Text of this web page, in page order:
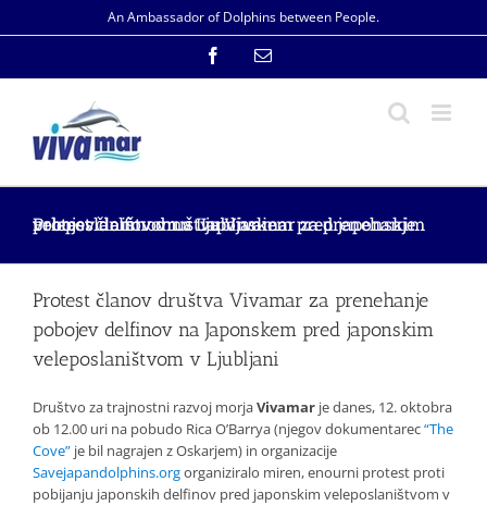
to
An Ambassador of Dolphins between People.
FacebookEmail
Protest članov društva Vivamar za prenehanje pobojev delfinov na Japonskem pred japonskim veleposlaništvom v Ljubljani
Protest članov društva Vivamar za prenehanje
pobojev delfinov na Japonskem pred japonskim
veleposlaništvom v Ljubljani
Društvo za trajnostni razvoj morjaVivamar je danes, 12. oktobra
ob 12.00 uri na pobudo Rica O’Barrya (njegov dokumentarec“The
Cove” je bil nagrajen z Oskarjem) in organizacije
Savejapandolphins.orgorganiziralo miren, enourni protest proti
pobijanju japonskih delfinov pred japonskim veleposlaništvom v